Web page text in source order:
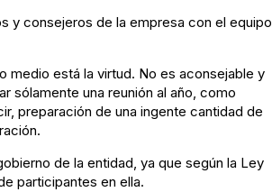
y consejeros de la empresa con el equipo
medio está la virtud. No es aconsejable y
sólamente una reunión al año, como
preparación de una ingente cantidad de
de la entidad, ya que según la Ley
participantes en ella.